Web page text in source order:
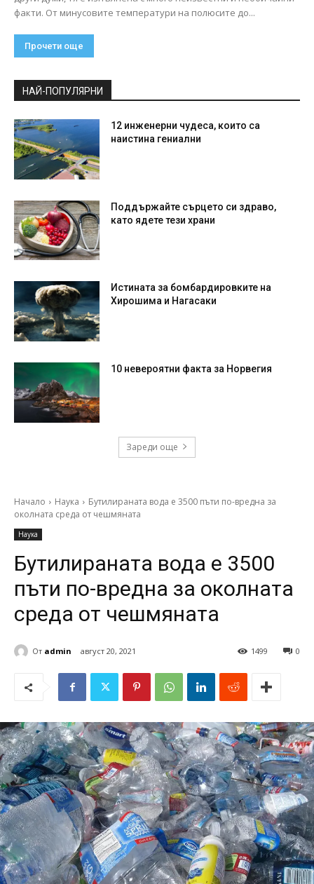
факти. От минусовите температури на полюсите до...
Прочети още
НАЙ-ПОПУЛЯРНИ
12 инженерни чудеса, които са
наистина гениални
Поддържайте сърцето си здраво,
като ядете тези храни
Истината за бомбардировките на
Хирошима и Нагасаки
10 невероятни факта за Норвегия
Зареди още